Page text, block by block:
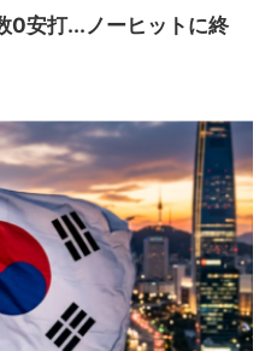
0安打...ノーヒットに終